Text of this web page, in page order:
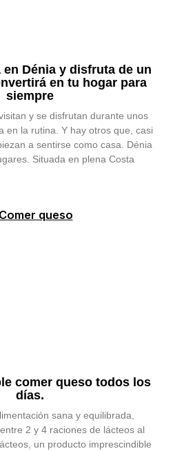
Dénia y disfruta de un
en tu hogar para
siempre
y se disfrutan durante unos
en la rutina. Y hay otros que, casi
a sentirse como casa. Dénia
Situada en plena Costa
comer queso todos los
días.
sana y equilibrada,
2 y 4 raciones de lácteos al
un producto imprescindible